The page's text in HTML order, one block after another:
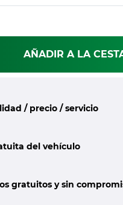
AÑADIR A LA
/ precio / servicio
del vehículo
gratuitos y sin